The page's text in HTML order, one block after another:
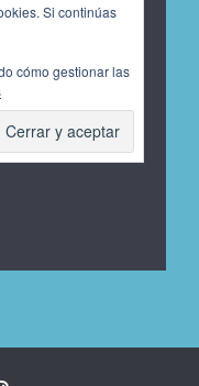
Si continúas
cómo gestionar las